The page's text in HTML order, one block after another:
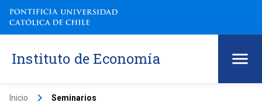
Instituto de Economía
Inicio keyboard_arrow_right Seminarios